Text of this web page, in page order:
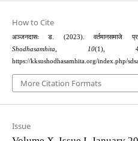
How to Cite
अञ्जनदासः ड. (2023). वर्तमानसमाजे
Shodhasamhita, 10(1),
https://kksushodhasamhita.org/index.php/
More Citation Formats
Issue